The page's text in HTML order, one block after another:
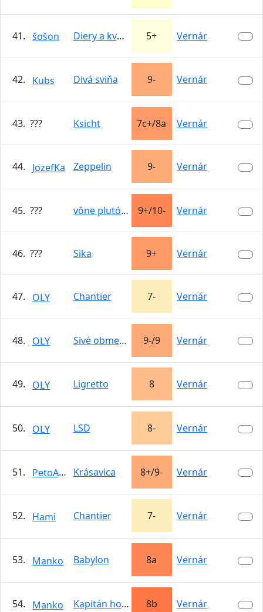
41. šošon Diery a kvety 5+ Vernár
42. Kubs Divá sviňa 9- Vernár
43. ??? Ksicht 7c+/8a Vernár
44. JozefKa Zeppelin 9- Vernár
45. ??? vône plutónia 9+/10- Vernár
46. ??? Sika 9+ Vernár
47. OLY Chantier 7- Vernár
48. OLY Sivé obmedzenia 9-/9 Vernár
49. OLY Ligretto 8 Vernár
50. OLY LSD 8- Vernár
51. PetoAlkkro Krásavica 8+/9- Vernár
52. Hami Chantier 7- Vernár
53. Manko Babylon 8a Vernár
54. Manko Kapitán hook 8b Vernár